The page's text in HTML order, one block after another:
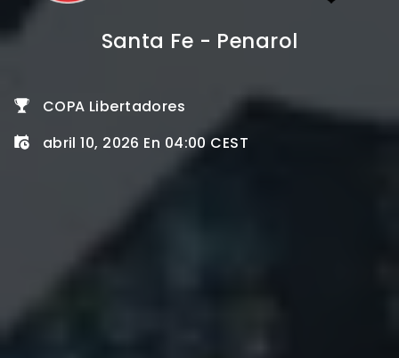
Santa Fe - Penarol
COPA Libertadores
abril 10, 2026 En 04:00 CEST